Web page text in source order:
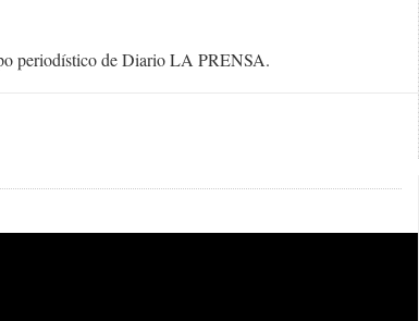
periodístico de Diario LA PRENSA.